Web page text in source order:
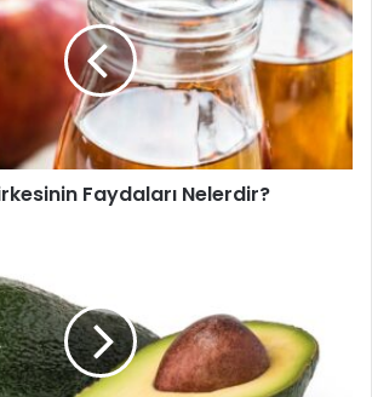
Faydaları Nelerdir?